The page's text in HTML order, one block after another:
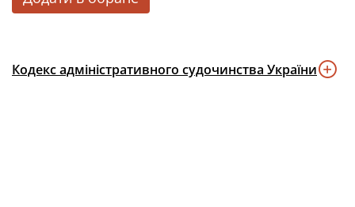
Кодекс адміністративного судочинства України